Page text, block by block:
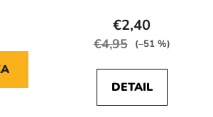
€2,40
€4,95 (–51 %)
DETAIL